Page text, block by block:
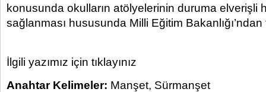
konusunda okulların atölyelerinin duruma elverişli
sağlanması hususunda Milli Eğitim
İlgili yazımız için tıklayınız
Anahtar Kelimeler: Manşet, Sürmanşet